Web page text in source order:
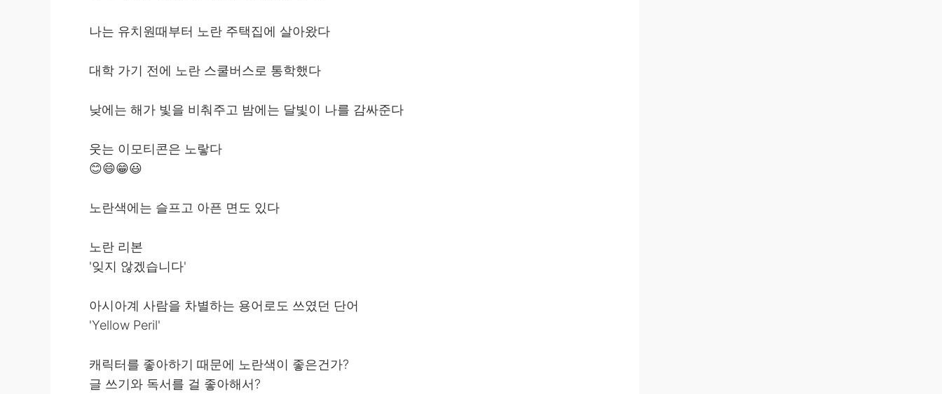
나는 유치원때부터 노란 주택집에 살아왔다
대학 가기 전에 노란 스쿨버스로 통학했다
낮에는 해가 빛을 비춰주고 밤에는 달빛이 나를 감싸준다
웃는 이모티콘은 노랗다
😊😄😁😃
노란색에는 슬프고 아픈 면도 있다
노란 리본
'잊지 않겠습니다'
아시아계 사람을 차별하는 용어로도 쓰였던 단어
'Yellow Peril'
캐릭터를 좋아하기 때문에 노란색이 좋은건가?
글 쓰기와 독서를 걸 좋아해서?